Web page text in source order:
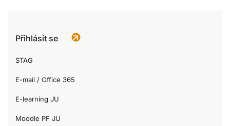
Přihlásit se
STAG
E-mail / Office 365
E-learning JU
Moodle PF JU